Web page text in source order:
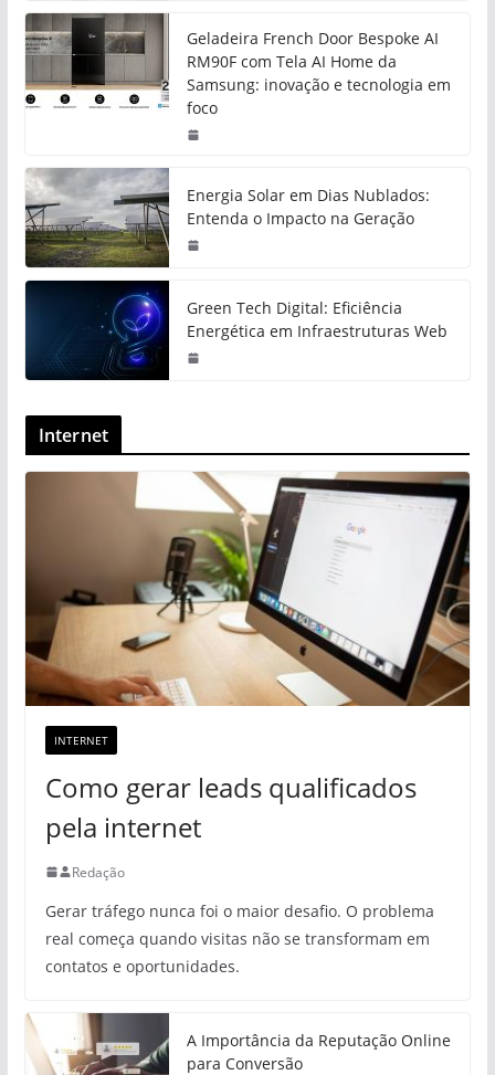
Geladeira French Door Bespoke AI
RM90F com Tela AI Home da
Samsung: inovação e tecnologia em
foco
Energia Solar em Dias Nublados:
Entenda o Impacto na Geração
Green Tech Digital: Eficiência
Energética em Infraestruturas Web
Internet
INTERNET
Como gerar leads qualificados
pela internet
Redação
Gerar tráfego nunca foi o maior desafio. O problema
real começa quando visitas não se transformam em
contatos e oportunidades.
A Importância da Reputação Online
para Conversão